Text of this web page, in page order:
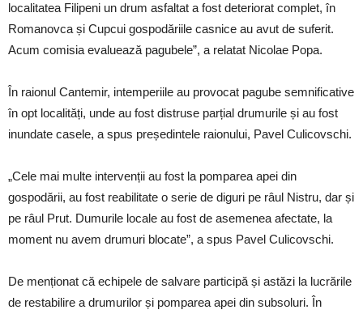
localitatea Filipeni un drum asfaltat a fost deteriorat complet, în
Romanovca și Cupcui gospodăriile casnice au avut de suferit.
Acum comisia evaluează pagubele”, a relatat Nicolae Popa.
În raionul Cantemir, intemperiile au provocat pagube semnificative
în opt localități, unde au fost distruse parțial drumurile și au fost
inundate casele, a spus președintele raionului, Pavel Culicovschi.
„Cele mai multe intervenții au fost la pomparea apei din
gospodării, au fost reabilitate o serie de diguri pe râul Nistru, dar și
pe râul Prut. Dumurile locale au fost de asemenea afectate, la
moment nu avem drumuri blocate”, a spus Pavel Culicovschi.
De menționat că echipele de salvare participă și astăzi la lucrările
de restabilire a drumurilor și pomparea apei din subsoluri. În